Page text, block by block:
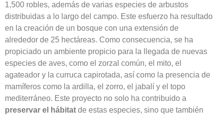
1,500 robles, además de varias especies de arbustos
distribuidas a lo largo del campo. Este esfuerzo ha resultado
en la creación de un bosque con una extensión de
alrededor de 25 hectáreas. Como consecuencia, se ha
propiciado un ambiente propicio para la llegada de nuevas
especies de aves, como el zorzal común, el mito, el
agateador y la curruca capirotada, así como la presencia de
mamíferos como la ardilla, el zorro, el jabalí y el topo
mediterráneo. Este proyecto no solo ha contribuido a
preservar el hábitat de estas especies, sino que también